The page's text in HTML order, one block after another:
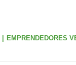
EMPRENDEDORES